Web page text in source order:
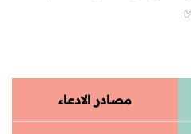
مصادر الادعاء